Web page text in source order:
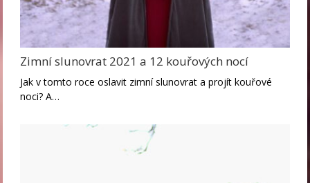
Zimní slunovrat 2021 a 12 kouřových nocí
Jak v tomto roce oslavit zimní slunovrat a projít kouřové
noci? A…